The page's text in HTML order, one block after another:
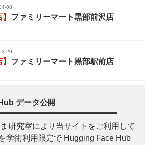
08
ファミリーマート黒部前沢店
20
ファミリーマート黒部駅前店
データ公開
研究室により当サイトをご利用して
学術利用限定で Hugging Face Hub